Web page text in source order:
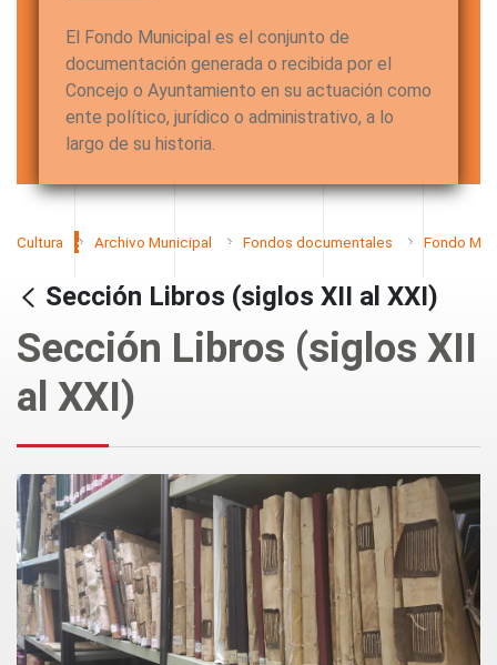
El Fondo Municipal es el conjunto de
documentación generada o recibida por el
Concejo o Ayuntamiento en su actuación como
ente político, jurídico o administrativo, a lo
largo de su historia.
Cultura Archivo Municipal Fondos documentales Fondo
Sección Libros (siglos XII al XXI)
Sección Libros (siglos XII
al XXI)